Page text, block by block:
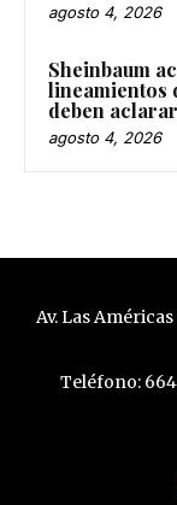
agosto 4, 2026
Sheinbaum
lineamientos
deben
agosto 4, 2026
Av. Las Américas
Teléfono: 664